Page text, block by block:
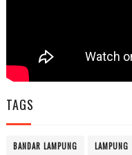
TAGS
BANDAR LAMPUNG LAMPUNG